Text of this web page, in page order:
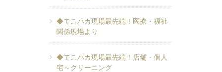
◆てこパカ現場最先端！医療・福祉
関係現場より
◆てこパカ現場最先端！店舗・個人
宅～クリーニング